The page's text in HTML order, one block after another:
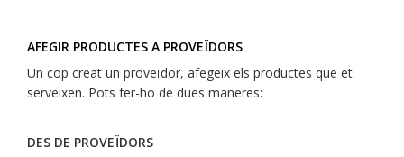
AFEGIR PRODUCTES A PROVEÏDORS
Un cop creat un proveïdor, afegeix els productes que et
serveixen. Pots fer-ho de dues maneres:
DES DE PROVEÏDORS